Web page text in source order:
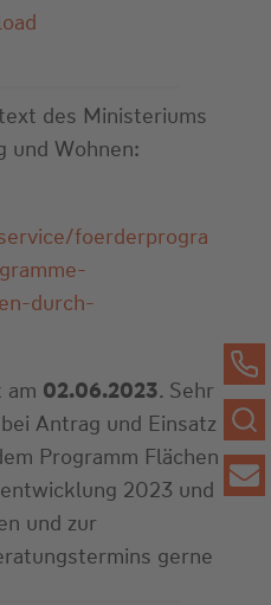
des Ministeriums
und Wohnen:
foerderprogra
durch-
am 02.06.2023. Sehr
Antrag und Einsatz
Programm Flächen
2023 und
und zur
gerne